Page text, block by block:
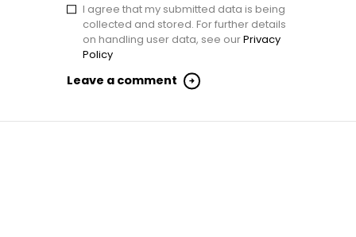
I agree that my submitted data is being
collected and stored. For further details
on handling user data, see ourPrivacy
Policy